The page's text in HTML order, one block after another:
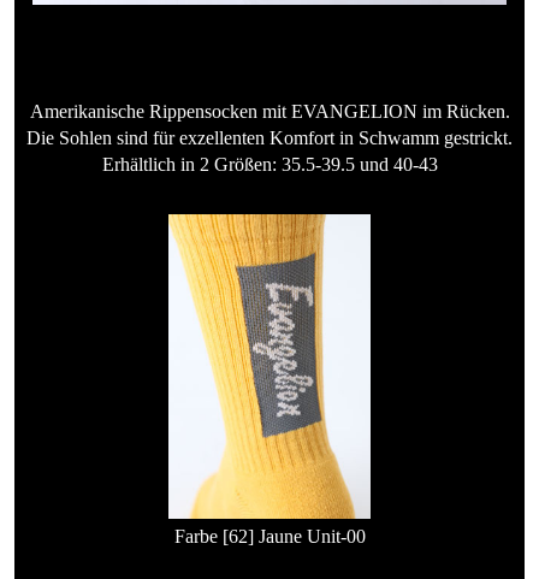
Amerikanische Rippensocken mit EVANGELION im Rücken.
Die Sohlen sind für exzellenten Komfort in Schwamm gestrickt.
Erhältlich in 2 Größen: 35.5-39.5 und 40-43
Farbe [62] Jaune Unit-00